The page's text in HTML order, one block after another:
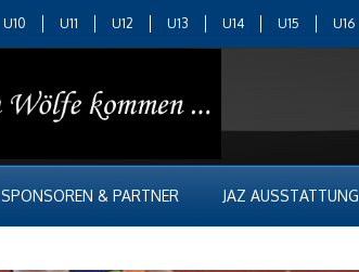
U10 U11 U12 U13 U14 U15 U16
SPONSOREN & PARTNER JAZ AUSSTATTUNG